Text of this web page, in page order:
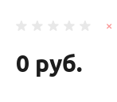
0 руб.